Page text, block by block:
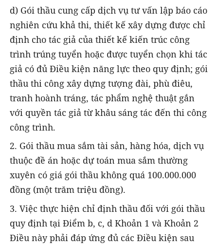
d) Gói thầu cung cấp dịch vụ tư vấn lập báo cáo
nghiên cứu khả thi, thiết kế xây dựng được chỉ
định cho tác giả của thiết kế kiến trúc công
trình trúng tuyển hoặc được tuyển chọn khi tác
giả có đủ Điều kiện năng lực theo quy định; gói
thầu thi công xây dựng tượng đài, phù điêu,
tranh hoành tráng, tác phẩm nghệ thuật gắn
với quyền tác giả từ khâu sáng tác đến thi công
công trình.
2. Gói thầu mua sắm tài sản, hàng hóa, dịch vụ
thuộc đề án hoặc dự toán mua sắm thường
xuyên có giá gói thầu không quá 100.000.000
đồng (một trăm triệu đồng).
3. Việc thực hiện chỉ định thầu đối với gói thầu
quy định tại Điểm b, c, d Khoản 1 và Khoản 2
Điều này phải đáp ứng đủ các Điều kiện sau